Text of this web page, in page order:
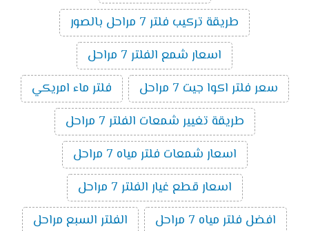
طريقة تركيب فلتر 7 مراحل بالصور
اسعار شمع الفلتر 7 مراحل
سعر فلتر اكوا جيت 7 مراحل
فلتر ماء امريكي
طريقة تغيير شمعات الفلتر 7 مراحل
اسعار شمعات فلتر مياه 7 مراحل
اسعار قطع غيار الفلتر 7 مراحل
افضل فلتر مياه 7 مراحل
الفلتر السبع مراحل